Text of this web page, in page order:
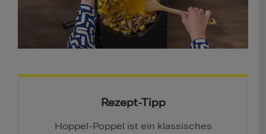
Rezept-Tipp
Hoppel-Poppel ist ein klassisches